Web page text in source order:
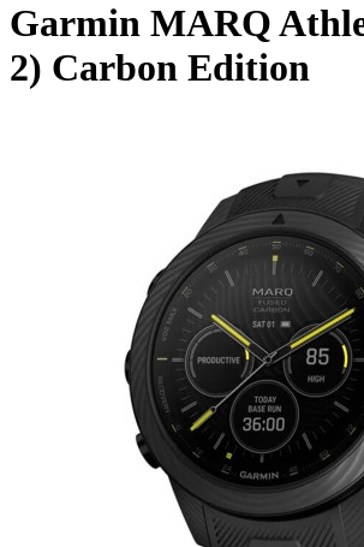
Garmin MARQ
2) Carbon Edition